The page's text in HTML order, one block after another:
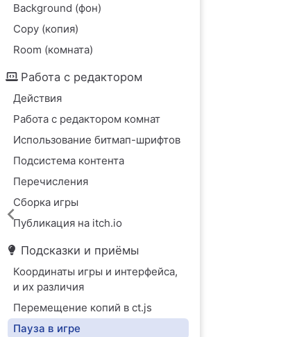
Background (фон)
Copy (копия)
Room (комната)
Работа с редактором
Действия
Работа с редактором комнат
Использование битмап-шрифтов
Подсистема контента
Перечисления
Сборка игры
Публикация на itch.io
Подсказки и приёмы
Координаты игры и интерфейса,
и их различия
Перемещение копий в ct.js
Пауза в игре